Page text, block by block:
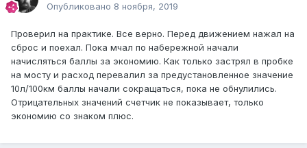
Опубликовано 8 ноября, 2019
Проверил на практике. Все верно. Перед движением нажал на
сброс и поехал. Пока мчал по набережной начали
начисляться баллы за экономию. Как только застрял в пробке
на мосту и расход перевалил за предустановленное значение
10л/100км баллы начали сокращаться, пока не обнулились.
Отрицательных значений счетчик не показывает, только
экономию со знаком плюс.